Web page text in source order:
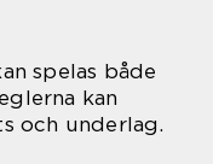
spelas både
kan
och underlag.